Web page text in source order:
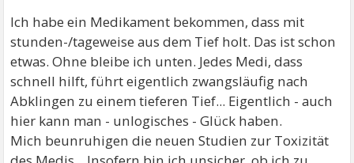
Ich habe ein Medikament bekommen, dass mit
stunden-/tageweise aus dem Tief holt. Das ist schon
etwas. Ohne bleibe ich unten. Jedes Medi, dass
schnell hilft, führt eigentlich zwangsläufig nach
Abklingen zu einem tieferen Tief... Eigentlich - auch
hier kann man - unlogisches - Glück haben.
Mich beunruhigen die neuen Studien zur Toxizität